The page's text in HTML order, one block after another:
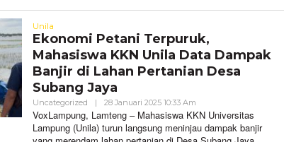
Unila
Ekonomi Petani Terpuruk,
Mahasiswa KKN Unila Data Dampak
Banjir di Lahan Pertanian Desa
Subang Jaya
Uncategorized | 28 Januari 2025 10:33 Am
VoxLampung
VoxLampung, Lamteng – Mahasiswa KKN Universitas
Lampung (Unila) turun langsung meninjau dampak banjir